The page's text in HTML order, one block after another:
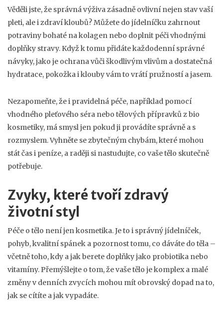
Věděli jste, že správná výživa zásadně ovlivní nejen stav vaší
pleti, ale i zdraví kloubů? Můžete do jídelníčku zahrnout
potraviny bohaté na kolagen nebo doplnit péči vhodnými
doplňky stravy. Když k tomu přidáte každodenní správné
návyky, jako je ochrana vůči škodlivým vlivům a dostatečná
hydratace, pokožka i klouby vám to vrátí pružností a jasem.
Nezapomeňte, že i pravidelná péče, například pomocí
vhodného pleťového séra nebo tělových přípravků z bio
kosmetiky, má smysl jen pokud ji provádíte správně a s
rozmyslem. Vyhněte se zbytečným chybám, které mohou
stát čas i peníze, a raději si nastudujte, co vaše tělo skutečně
potřebuje.
Zvyky, které tvoří zdravý
životní styl
Péče o tělo není jen kosmetika. Je to i správný jídelníček,
pohyb, kvalitní spánek a pozornost tomu, co dáváte do těla –
včetně toho, kdy a jak berete doplňky jako probiotika nebo
vitamíny. Přemýšlejte o tom, že vaše tělo je komplex a malé
změny v denních zvycích mohou mít obrovský dopad na to,
jak se cítíte a jak vypadáte.